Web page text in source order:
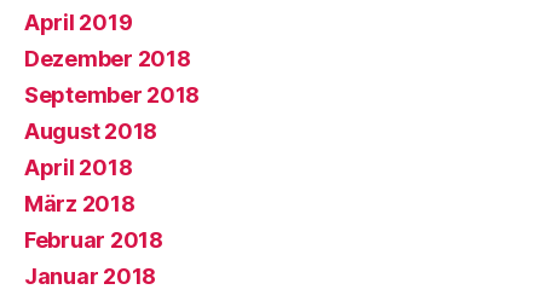
April 2019
Dezember 2018
September 2018
August 2018
April 2018
März 2018
Februar 2018
Januar 2018